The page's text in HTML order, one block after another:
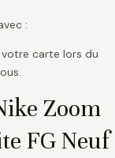
:
carte lors du
Zoom
FG Neuf